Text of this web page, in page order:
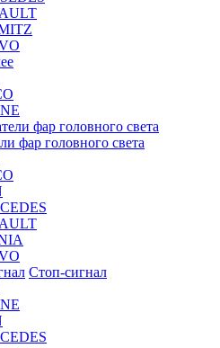
фар головного света
Стоп-сигнал